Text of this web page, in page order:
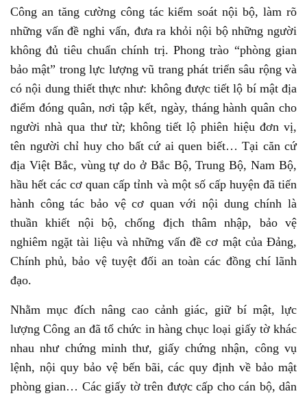
Công an tăng cường công tác kiểm soát nội bộ, làm rõ
những vấn đề nghi vấn, đưa ra khỏi nội bộ những người
không đủ tiêu chuẩn chính trị. Phong trào “phòng gian
bảo mật” trong lực lượng vũ trang phát triển sâu rộng và
có nội dung thiết thực như: không được tiết lộ bí mật địa
điểm đóng quân, nơi tập kết, ngày, tháng hành quân cho
người nhà qua thư từ; không tiết lộ phiên hiệu đơn vị,
tên người chỉ huy cho bất cứ ai quen biết… Tại căn cứ
địa Việt Bắc, vùng tự do ở Bắc Bộ, Trung Bộ, Nam Bộ,
hầu hết các cơ quan cấp tỉnh và một số cấp huyện đã tiến
hành công tác bảo vệ cơ quan với nội dung chính là
thuần khiết nội bộ, chống địch thâm nhập, bảo vệ
nghiêm ngặt tài liệu và những vấn đề cơ mật của Đảng,
Chính phủ, bảo vệ tuyệt đối an toàn các đồng chí lãnh
đạo.
Nhằm mục đích nâng cao cảnh giác, giữ bí mật, lực
lượng Công an đã tổ chức in hàng chục loại giấy tờ khác
nhau như chứng minh thư, giấy chứng nhận, công vụ
lệnh, nội quy bảo vệ bến bãi, các quy định về bảo mật
phòng gian… Các giấy tờ trên được cấp cho cán bộ, dân